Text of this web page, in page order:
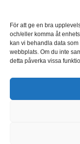
För att ge en bra
och/eller komma åt
kan vi behandla data
webbplats. Om du inte
detta påverka vissa